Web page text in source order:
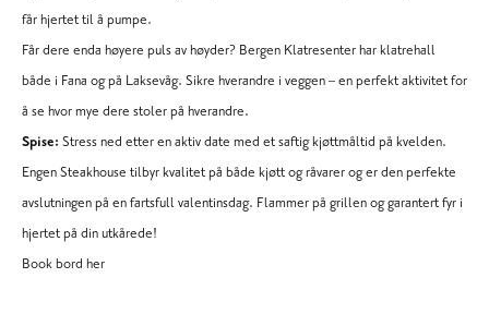
får hjertet til å pumpe.
Får dere enda høyere puls av høyder? Bergen Klatresenter har klatrehall
både i Fana og på Laksevåg. Sikre hverandre i veggen – en perfekt aktivitet for
å se hvor mye dere stoler på hverandre.
Spise: Stress ned etter en aktiv date med et saftig kjøttmåltid på kvelden.
Engen Steakhouse tilbyr kvalitet på både kjøtt og råvarer og er den perfekte
avslutningen på en fartsfull valentinsdag. Flammer på grillen og garantert fyr i
hjertet på din utkårede!
Book bord her